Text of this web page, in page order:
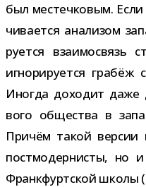
был местеч­ко­вым.
чи­ва­ется ана­ли­зом
ру­ется вза­и­мо­связь
игно­ри­ру­ется гра­бёж
Иногда дохо­дит даже
вого обще­ства в
Причём такой вер­сии
пост­мо­дер­ни­сты, но
Франкфуртской школы